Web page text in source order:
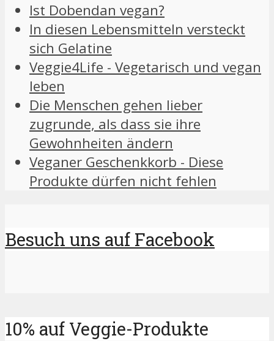
Ist Dobendan vegan?
In diesen Lebensmitteln versteckt
sich Gelatine
Veggie4Life - Vegetarisch und vegan
leben
Die Menschen gehen lieber
zugrunde, als dass sie ihre
Gewohnheiten ändern
Veganer Geschenkkorb - Diese
Produkte dürfen nicht fehlen
Besuch uns auf Facebook
10% auf Veggie-Produkte